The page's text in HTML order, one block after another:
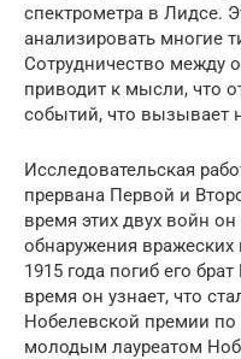
спектрометра в Лидсе.
анализировать многие
Сотрудничество между
приводит к мысли, что
событий, что вызывает
Исследовательская
прервана Первой и
время этих двух войн
обнаружения
1915 года погиб его
время он узнает, что
Нобелевской премии
молодым лауреатом